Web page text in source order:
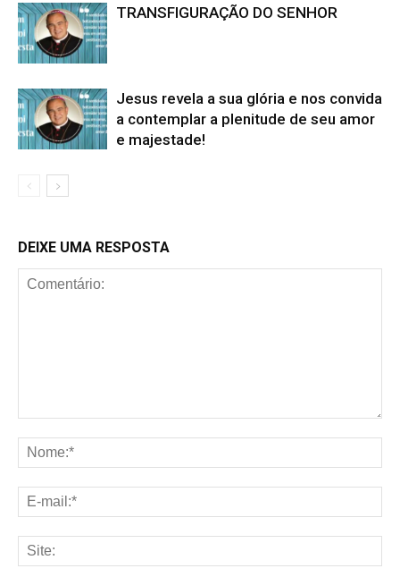
TRANSFIGURAÇÃO DO SENHOR
Jesus revela a sua glória e nos convida
a contemplar a plenitude de seu amor
e majestade!
DEIXE UMA RESPOSTA